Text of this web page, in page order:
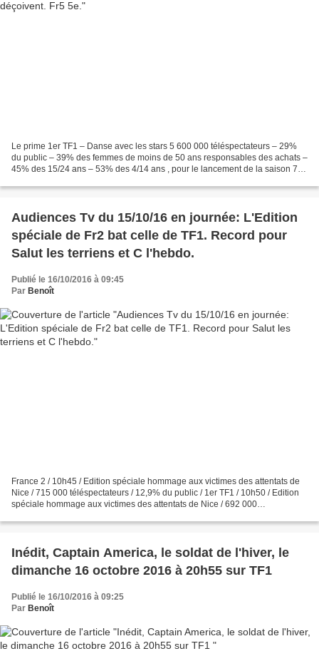
Le prime 1er TF1 – Danse avec les stars 5 600 000 téléspectateurs – 29%
du public – 39% des femmes de moins de 50 ans responsables des achats –
45% des 15/24 ans – 53% des 4/14 ans , pour le lancement de la saison 7,
Audiences Tv du 15/10/16 en journée: L'Edition
spéciale de Fr2 bat celle de TF1. Record pour
Salut les terriens et C l'hebdo.
Publié le 16/10/2016 à 09:45
Par Benoît
France 2 / 10h45 / Edition spéciale hommage aux victimes des attentats de
Nice / 715 000 téléspectateurs / 12,9% du public / 1er TF1 / 10h50 / Edition
spéciale hommage aux victimes des attentats de Nice / 692 000
Inédit, Captain America, le soldat de l'hiver, le
dimanche 16 octobre 2016 à 20h55 sur TF1
Publié le 16/10/2016 à 09:25
Par Benoît